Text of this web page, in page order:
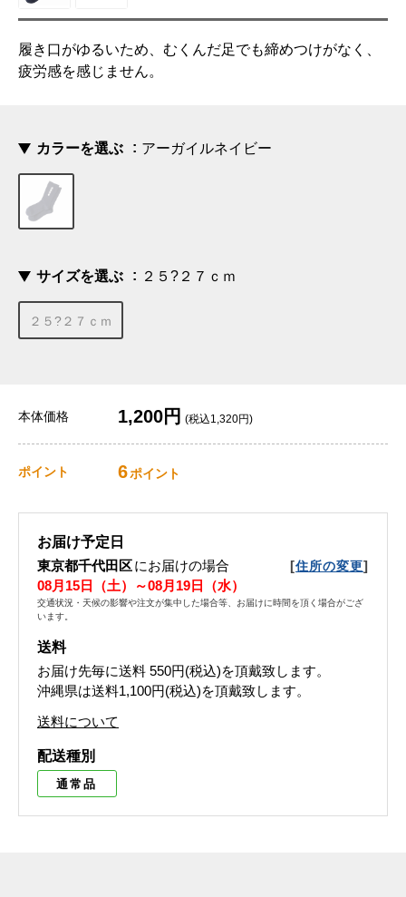
履き口がゆるいため、むくんだ足でも締めつけがなく、
疲労感を感じません。
カラーを選ぶ アーガイルネイビー
サイズを選ぶ ２５?２７ｃｍ
２５?２７ｃｍ
本体価格 1,200円 (税込1,320円)
ポイント 6ポイント
お届け予定日
東京都千代田区にお届けの場合 [住所の変更]
08月15日（土）～08月19日（水）
交通状況・天候の影響や注文が集中した場合等、お届けに時間を頂く場合がござ
います。
送料
お届け先毎に送料 550円(税込)を頂戴致します。
沖縄県は送料1,100円(税込)を頂戴致します。
送料について
配送種別
通常品